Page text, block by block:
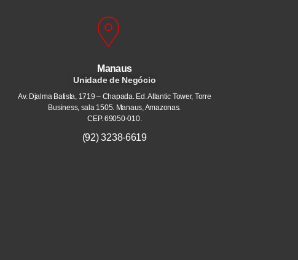
Manaus
Unidade de Negócio
Av. Djalma Batista, 1719 – Chapada. Ed. Atlantic Tower, Torre
Business, sala 1505. Manaus, Amazonas.
CEP. 69050-010.
(92) 3238-6619